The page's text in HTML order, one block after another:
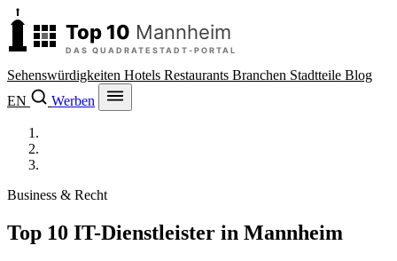
Sehenswürdigkeiten Hotels Restaurants Branchen Stadtteile Blog
EN
Werben
Business & Recht
Top 10 IT-Dienstleister in Mannheim